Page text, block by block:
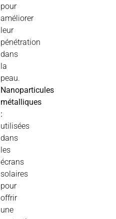
pour
améliorer
leur
pénétration
dans
la
peau.
Nanoparticules
métalliques
:
utilisées
dans
les
écrans
solaires
pour
offrir
une